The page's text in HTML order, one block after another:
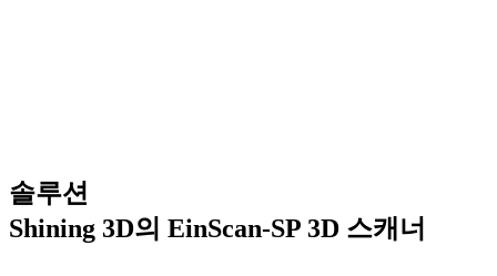
솔루션
Shining 3D의 EinScan-SP 3D 스캐너